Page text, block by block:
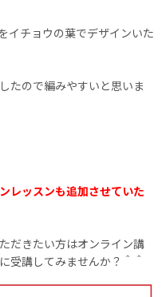
イチョウの葉でデザインいた
たので編みやすいと思いま
レッスンも追加させていた
だきたい方はオンライン講
受講してみませんか？＾＾